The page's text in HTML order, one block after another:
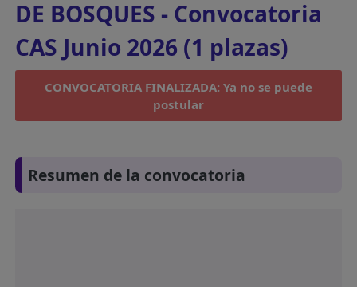
DE BOSQUES - Convocatoria
CAS Junio 2026 (1 plazas)
CONVOCATORIA FINALIZADA: Ya no se puede
postular
Resumen de la convocatoria